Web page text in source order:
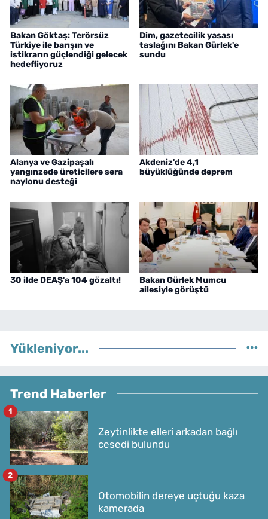
Bakan Göktaş: Terörsüz
Türkiye ile barışın ve
istikrarın güçlendiği gelecek
hedefliyoruz
Dim, gazetecilik yasası
taslağını Bakan Gürlek'e
sundu
Alanya ve Gazipaşalı
yangınzede üreticilere sera
naylonu desteği
Akdeniz'de 4,1
büyüklüğünde deprem
30 ilde DEAŞ'a 104 gözaltı!
Bakan Gürlek Mumcu
ailesiyle görüştü
Yükleniyor...
Trend Haberler
Zeytinlikte elleri arkadan bağlı
cesedi bulundu
1
Otomobilin dereye uçtuğu kaza
kamerada
2